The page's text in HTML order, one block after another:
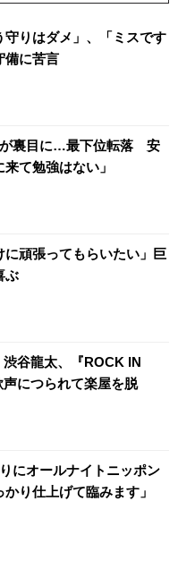
守りはダメ」、「ミスです
備に苦言
が裏目に…最下位転落 安
て勉強はない」
に頑張ってもらいたい」巨
ぶ
谷龍太、『ROCK IN
につられて楽屋を脱
にオールナイトニッポン
り仕上げて臨みます」